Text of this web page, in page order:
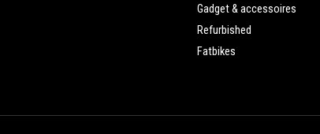
Gadget & accessoires
Refurbished
Fatbikes